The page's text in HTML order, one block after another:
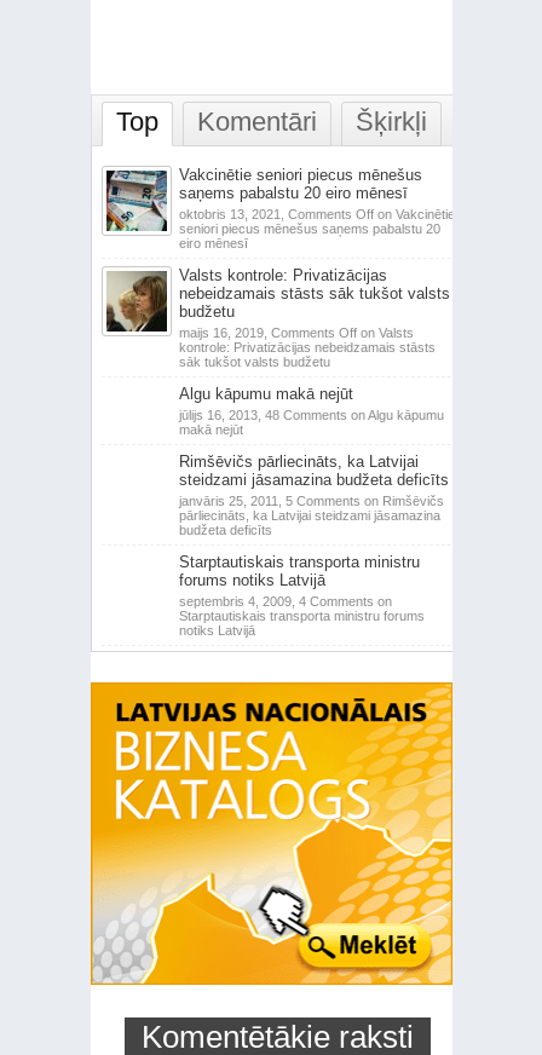
Top Komentāri Šķirkļi
Vakcinētie seniori piecus mēnešus
saņems pabalstu 20 eiro mēnesī
oktobris 13, 2021, Comments Offon Vakcinētie
seniori piecus mēnešus saņems pabalstu 20
eiro mēnesī
Valsts kontrole: Privatizācijas
nebeidzamais stāsts sāk tukšot valsts
budžetu
maijs 16, 2019, Comments Offon Valsts
kontrole: Privatizācijas nebeidzamais stāsts
sāk tukšot valsts budžetu
Algu kāpumu makā nejūt
jūlijs 16, 2013, 48 Comments on Algu kāpumu
makā nejūt
Rimšēvičs pārliecināts, ka Latvijai
steidzami jāsamazina budžeta deficīts
janvāris 25, 2011, 5 Comments on Rimšēvičs
pārliecināts, ka Latvijai steidzami jāsamazina
budžeta deficīts
Starptautiskais transporta ministru
forums notiks Latvijā
septembris 4, 2009, 4 Comments on
Starptautiskais transporta ministru forums
notiks Latvijā
Komentētākie raksti